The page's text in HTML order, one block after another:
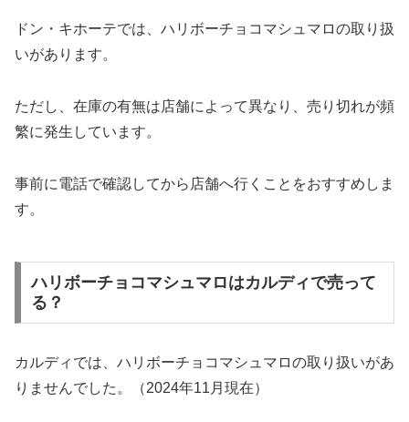
ドン・キホーテでは、ハリボーチョコマシュマロの取り扱
いがあります。
ただし、在庫の有無は店舗によって異なり、売り切れが頻
繁に発生しています。
事前に電話で確認してから店舗へ行くことをおすすめしま
す。
ハリボーチョコマシュマロはカルディで売って
る？
カルディでは、ハリボーチョコマシュマロの取り扱いがあ
りませんでした。（2024年11月現在）